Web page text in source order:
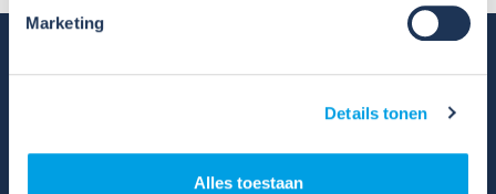
Marketing
Details tonen
Alles toestaan
Meer weten over asbest
in kit?